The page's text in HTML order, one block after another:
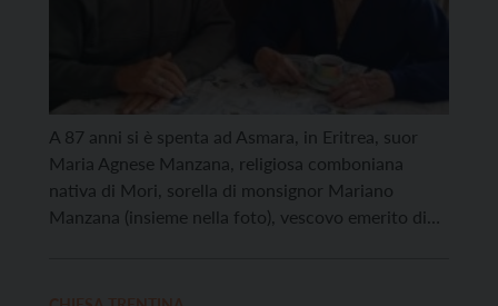
A 87 anni si è spenta ad Asmara, in Eritrea, suor
Maria Agnese Manzana, religiosa comboniana
nativa di Mori, sorella di monsignor Mariano
Manzana (insieme nella foto), vescovo emerito di